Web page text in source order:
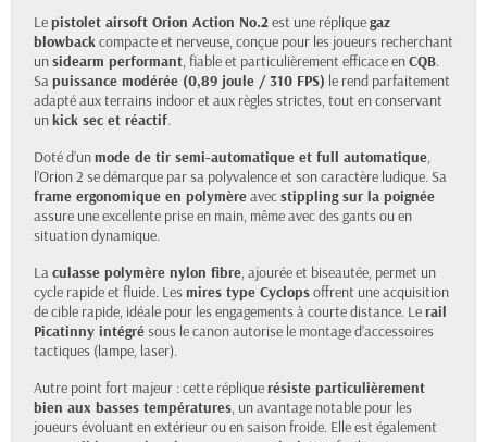
Lepistolet airsoft Orion Action No.2est une répliquegaz
blowbackcompacte et nerveuse, conçue pour les joueurs recherchant
unsidearm performant, fiable et particulièrement efficace enCQB.
Sapuissance modérée (0,89 joule / 310 FPS) le rend parfaitement
adapté aux terrains indoor et aux règles strictes, tout en conservant
unkick sec et réactif.
Doté d’unmode de tir semi-automatique et full automatique,
l’Orion 2 se démarque par sa polyvalence et son caractère ludique. Sa
frame ergonomique en polymèreavecstippling sur la poignée
assure une excellente prise en main, même avec des gants ou en
situation dynamique.
Laculasse polymère nylon fibre, ajourée et biseautée, permet un
cycle rapide et fluide. Lesmires type Cyclopsoffrent une acquisition
de cible rapide, idéale pour les engagements à courte distance. Lerail
Picatinny intégrésous le canon autorise le montage d’accessoires
tactiques (lampe, laser).
Autre point fort majeur : cette répliquerésiste particulièrement
bien aux basses températures, un avantage notable pour les
joueurs évoluant en extérieur ou en saison froide. Elle est également